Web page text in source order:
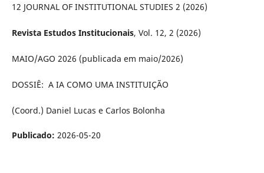
12 JOURNAL OF INSTITUTIONAL STUDIES 2 (2026)
Revista Estudos Institucionais, Vol. 12, 2 (2026)
MAIO/AGO 2026 (publicada em maio/2026)
DOSSIÊ: A IA COMO UMA INSTITUIÇÃO
(Coord.) Daniel Lucas e Carlos Bolonha
Publicado: 2026-05-20